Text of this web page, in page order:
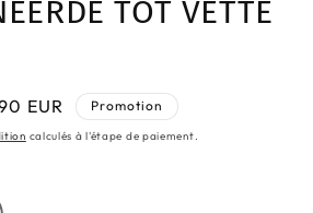
TOT VETTE
EUR Promotion
calculés à l'étape de paiement.